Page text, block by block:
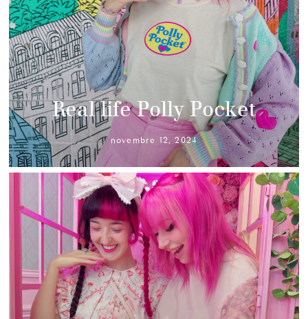
Real life Polly Pocket
novembre 12, 2024